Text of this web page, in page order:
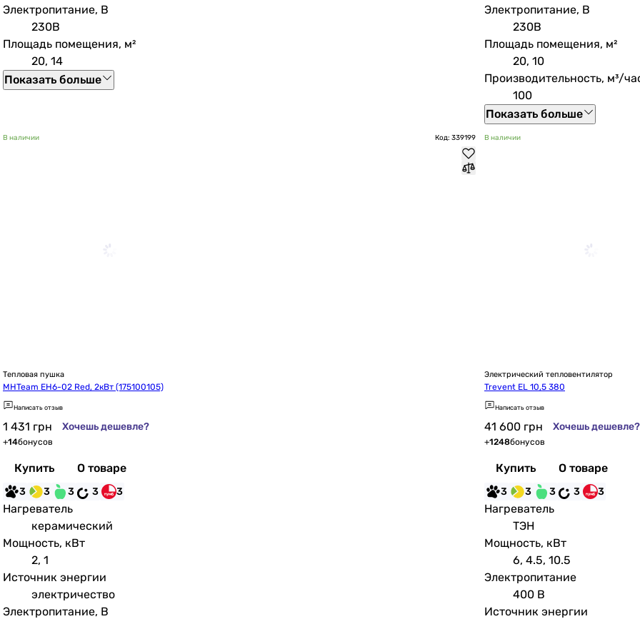
Электропитание, В
230В
Площадь помещения, м²
20, 14
Показать больше
Электропитание, В
230В
Площадь помещения, м²
20, 10
Производительность, м³/
100
Показать больше
В наличии Код: 339199
Тепловая пушка
MHTeam EH6-02 Red, 2кВт (175100105)
Написать отзыв
1 431 грн Хочешь дешевле?
+14бонусов
Купить О товаре
3 3 3 3 3
Нагреватель
керамический
Мощность, кВт
2, 1
Источник энергии
электричество
Электропитание, В
В наличии
Электрический тепловентилятор
Trevent EL 10,5 380
Написать отзыв
41 600 грн Хочешь дешевле?
+1248бонусов
Купить О товаре
3 3 3 3 3
Нагреватель
ТЭН
Мощность, кВт
6, 4.5, 10.5
Электропитание
400 В
Источник энергии